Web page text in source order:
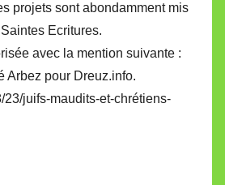
projets sont abondamment mis
Ecritures.
avec la mention suivante :
Arbez pour Dreuz.info.
23/juifs-maudits-et-chrétiens-